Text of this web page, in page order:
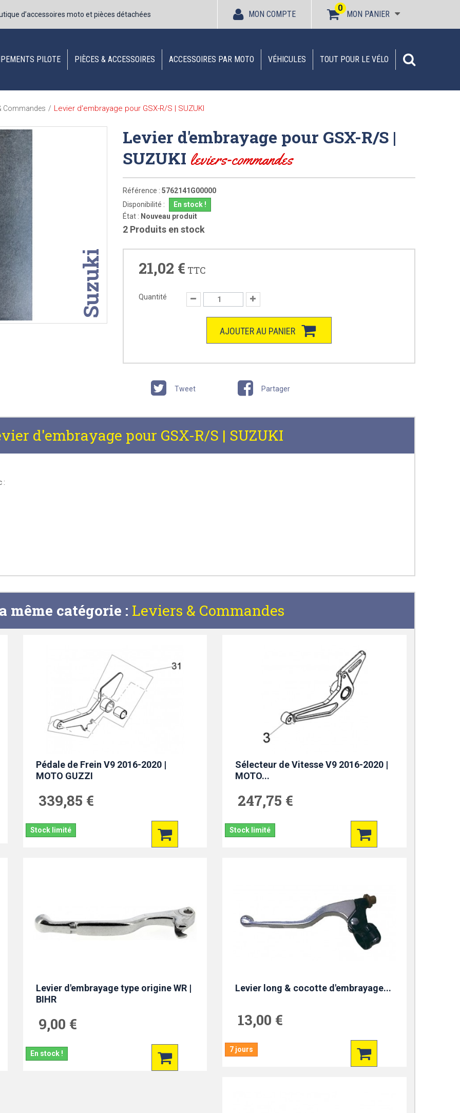
d’accessoires moto et pièces détachées MON PANIER
0
MON COMPTE
PILOTE PIÈCES & ACCESSOIRES ACCESSOIRES PAR MOTO VÉHICULES TOUT POUR LE VÉLO
Commandes / Levier d'embrayage pour GSX-R/S | SUZUKI
Suzuki
Levier d'embrayage pour GSX-R/S |
SUZUKI leviers-commandes
Référence : 5762141G00000
Disponibilité :
En stock !
État : Nouveau produit
2 Produits en stock
21,02 € TTC
Quantité
AJOUTER AU PANIER
Tweet Partager
d'embrayage pour GSX-R/S | SUZUKI
:
même catégorie : Leviers & Commandes
Pédale de Frein V9 2016-2020 |
MOTO GUZZI
339,85 €
Stock limité
Sélecteur de Vitesse V9 2016-2020 |
MOTO...
247,75 €
Stock limité
Levier d'embrayage type origine WR |
BIHR
9,00 €
En stock !
Levier long & cocotte d'embrayage...
13,00 €
7 jours